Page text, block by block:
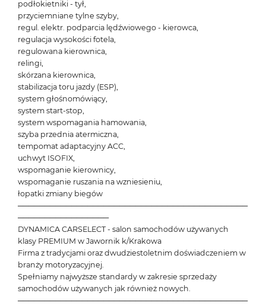
podłokietniki - tył,
przyciemniane tylne szyby,
regul. elektr. podparcia lędźwiowego - kierowca,
regulacja wysokości fotela,
regulowana kierownica,
relingi,
skórzana kierownica,
stabilizacja toru jazdy (ESP),
system głośnomówiący,
system start-stop,
system wspomagania hamowania,
szyba przednia atermiczna,
tempomat adaptacyjny ACC,
uchwyt ISOFIX,
wspomaganie kierownicy,
wspomaganie ruszania na wzniesieniu,
łopatki zmiany biegów
───────────────────────────────────────────
─────────────────
DYNAMICA CARSELECT - salon samochodów używanych
klasy PREMIUM w Jawornik k/Krakowa
Firma z tradycjami oraz dwudziestoletnim doświadczeniem w
branży motoryzacyjnej.
Spełniamy najwyższe standardy w zakresie sprzedaży
samochodów używanych jak również nowych.
───────────────────────────────────────────